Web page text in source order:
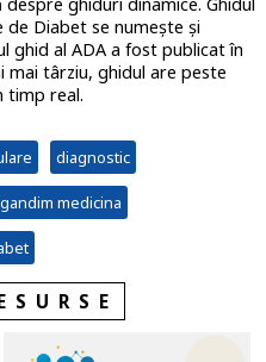
de Diabet se numește și
ghid al ADA a fost publicat în
mai târziu, ghidul are peste
timp real.
diagnostic
medicina